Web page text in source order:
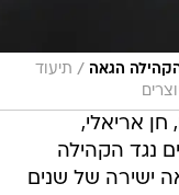
הגאה / תיעוד
חן אריאלי,
נגד הקהילה
ישירה של שנים